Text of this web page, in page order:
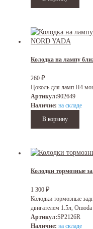
Колодка на лампу
260 ₽
Цоколь для ламп H4
Артикул:902649
Наличие: на складе
Колодки тормозные
1 300 ₽
Колодки тормозные
двигателем 1.5л,
Артикул:SP2126R
Наличие: на складе